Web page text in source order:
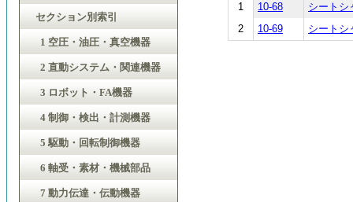
1
10-68
シートシ
2
10-69 シートシ
セクション別索引
1 空圧・油圧・真空機器
2 直動システム・関連機器
3 ロボット・FA機器
4 制御・検出・計測機器
5 駆動・回転制御機器
6 軸受・素材・機械部品
7 動力伝達・伝動機器